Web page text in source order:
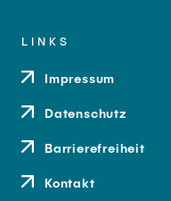
LINKS
Impressum
Datenschutz
Barrierefreiheit
Kontakt